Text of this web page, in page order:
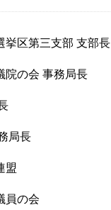
区第三支部 支部長
院の会 事務局長
局長
盟
員の会